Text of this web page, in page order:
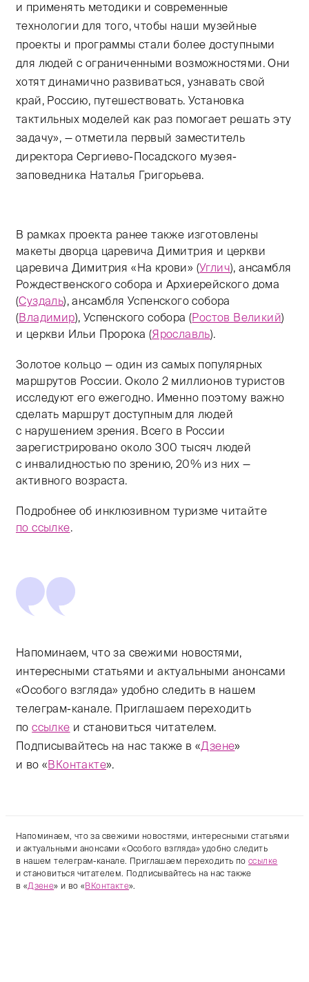
и применять методики и современные
технологии для того, чтобы наши музейные
проекты и программы стали более доступными
для людей с ограниченными возможностями. Они
хотят динамично развиваться, узнавать свой
край, Россию, путешествовать. Установка
тактильных моделей как раз помогает решать эту
задачу», — отметила первый заместитель
директора Сергиево-Посадского музея-
заповедника Наталья Григорьева.
В рамках проекта ранее также изготовлены
макеты дворца царевича Димитрия и церкви
царевича Димитрия «На крови» (Углич), ансамбля
Рождественского собора и Архиерейского дома
(Суздаль), ансамбля Успенского собора
(Владимир), Успенского собора (Ростов Великий)
и церкви Ильи Пророка (Ярославль).
Золотое кольцо — один из самых популярных
маршрутов России. Около 2 миллионов туристов
исследуют его ежегодно. Именно поэтому важно
сделать маршрут доступным для людей
с нарушением зрения. Всего в России
зарегистрировано около 300 тысяч людей
с инвалидностью по зрению, 20% из них —
активного возраста.
Подробнее об инклюзивном туризме читайте
по ссылке.
Напоминаем, что за свежими новостями,
интересными статьями и актуальными анонсами
«Особого взгляда» удобно следить в нашем
телеграм-канале. Приглашаем переходить
поссылке и становиться читателем.
Подписывайтесь на нас также в «Дзене»
и во «ВКонтакте».
Напоминаем, что за свежими новостями, интересными статьями
и актуальными анонсами «Особого взгляда» удобно следить
в нашем телеграм-канале. Приглашаем переходить по ссылке
и становиться читателем. Подписывайтесь на нас также
в «Дзене» и во «ВКонтакте».